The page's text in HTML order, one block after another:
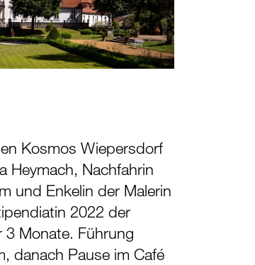
Kosmos Wiepersdorf
Heymach, Nachfahrin
und Enkelin der Malerin
2022 der
Monate. Führung
danach Pause im Café